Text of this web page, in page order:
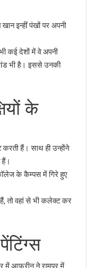
इन्हीं पंखों पर अपनी
कई देशों में वे अपनी
भी है। इससे उनकी
के
हैं। साथ ही उन्होंने
हैं।
के कैम्पस में गिरे हुए
तो वहां से भी कलेक्ट कर
में आफरीन ने रामपुर में